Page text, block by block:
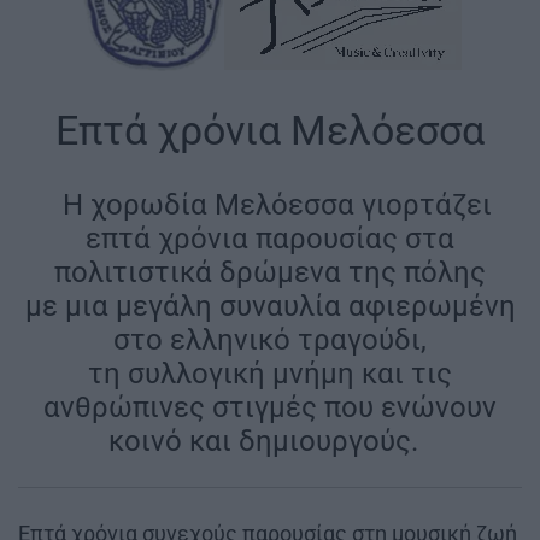
Επτά χρόνια Μελόεσσα
Η χορωδία Μελόεσσα γιορτάζει
επτά χρόνια παρουσίας στα
πολιτιστικά δρώμενα της πόλης
με μια μεγάλη συναυλία αφιερωμένη
στο ελληνικό τραγούδι,
τη συλλογική μνήμη και τις
ανθρώπινες στιγμές που ενώνουν
κοινό και δημιουργούς.
Επτά χρόνια συνεχούς παρουσίας στη μουσική ζωή